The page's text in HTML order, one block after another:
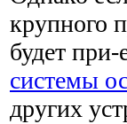
крупного
будет
системы
других